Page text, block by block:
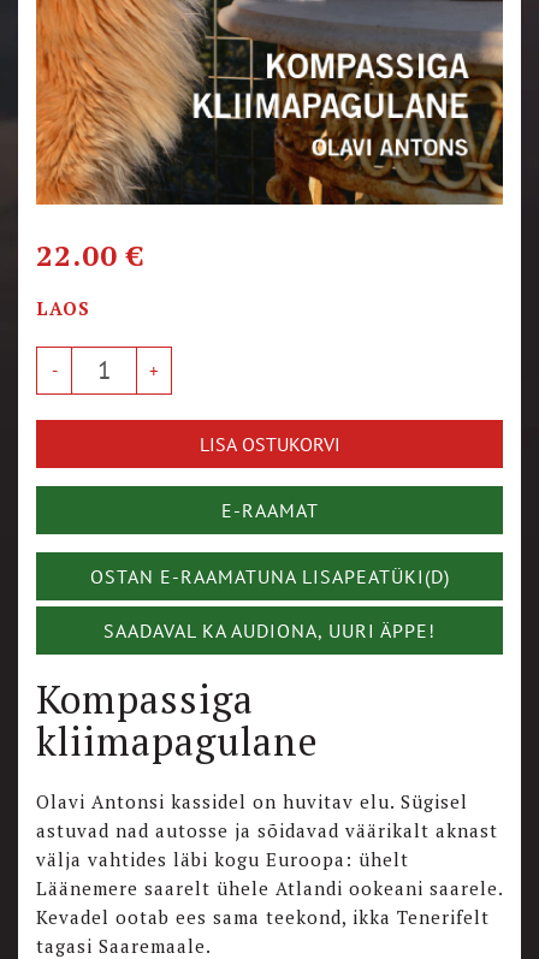
22.00€
LAOS
LISA OSTUKORVI
E-RAAMAT
OSTAN E-RAAMATUNA LISAPEATÜKI(D)
SAADAVAL KA AUDIONA, UURI ÄPPE!
Kompassiga
kliimapagulane
Olavi Antonsi kassidel on huvitav elu. Sügisel
astuvad nad autosse ja sõidavad väärikalt aknast
välja vahtides läbi kogu Euroopa: ühelt
Läänemere saarelt ühele Atlandi ookeani saarele.
Kevadel ootab ees sama teekond, ikka Tenerifelt
tagasi Saaremaale.